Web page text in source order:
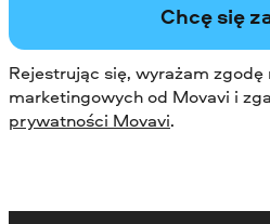
Chcę się
Rejestrując się, wyrażam
marketingowych od Movavi i
prywatności Movavi.